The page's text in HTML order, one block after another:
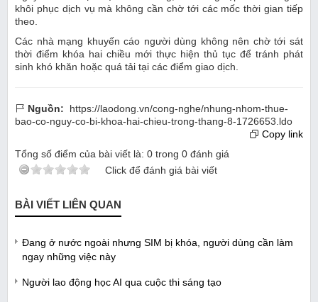
khôi phục dịch vụ mà không cần chờ tới các mốc thời gian tiếp
theo.
Các nhà mạng khuyến cáo người dùng không nên chờ tới sát
thời điểm khóa hai chiều mới thực hiện thủ tục để tránh phát
sinh khó khăn hoặc quá tải tại các điểm giao dịch.
Nguồn:
https://laodong.vn/cong-nghe/nhung-nhom-thue-
bao-co-nguy-co-bi-khoa-hai-chieu-trong-thang-8-1726653.ldo
Copy link
Tổng số điểm của bài viết là: 0 trong 0 đánh giá
Click để đánh giá bài viết
BÀI VIẾT LIÊN QUAN
Đang ở nước ngoài nhưng SIM bị khóa, người dùng cần làm
ngay những việc này
Người lao động học AI qua cuộc thi sáng tạo